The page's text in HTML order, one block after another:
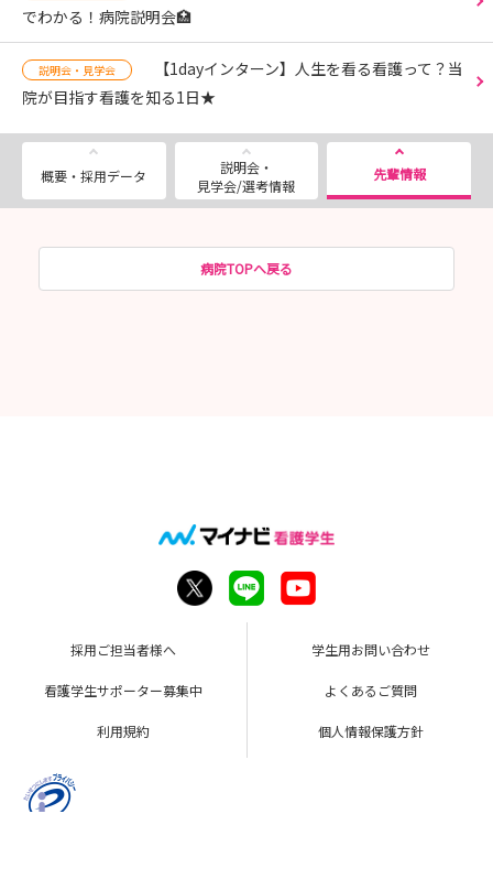
でわかる！病院説明会🏥
説明会・見学会
【1dayインターン】人生を看る看護って？当
院が目指す看護を知る1日★
概要・採用データ
説明会・
見学会/選考情報
先輩情報
病院TOPへ戻る
採用ご担当者様へ 学生用お問い合わせ
看護学生サポーター募集中 よくあるご質問
利用規約 個人情報保護方針